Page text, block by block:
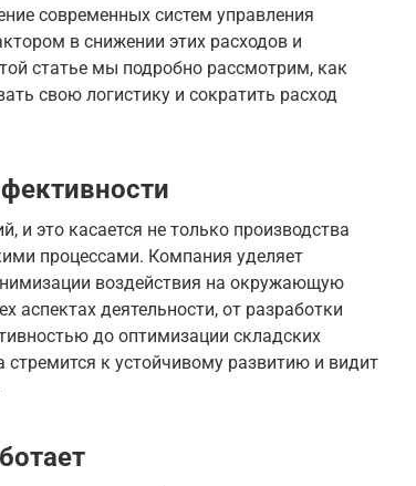
современных систем управления
в снижении этих расходов и
статье мы подробно рассмотрим, как
свою логистику и сократить расход
и это касается не только производства
процессами. Компания уделяет
воздействия на окружающую
аспектах деятельности, от разработки
до оптимизации складских
стремится к устойчивому развитию и видит